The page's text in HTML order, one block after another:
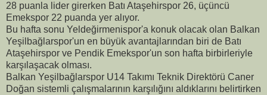
28 puanla lider girerken Batı Ataşehirspor 26, üçüncü
Emekspor 22 puanda yer alıyor.
Bu hafta sonu Yeldeğirmenispor'a konuk olacak olan Balkan
Yeşilbağlarspor'un en büyük avantajlarından biri de Batı
Ataşehirspor ve Pendik Emekspor'un son hafta birbirleriyle
karşılaşacak olması.
Balkan Yeşilbağlarspor U14 Takımı Teknik Direktörü Caner
Doğan sistemli çalışmalarının karşılığını aldıklarını belirtirken